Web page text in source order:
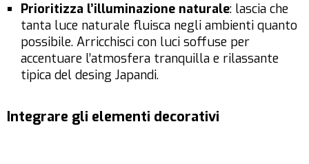
Prioritizza l’illuminazione naturale: lascia che
tanta luce naturale fluisca negli ambienti quanto
possibile. Arricchisci con luci soffuse per
accentuare l’atmosfera tranquilla e rilassante
tipica del desing Japandi.
Integrare gli elementi decorativi